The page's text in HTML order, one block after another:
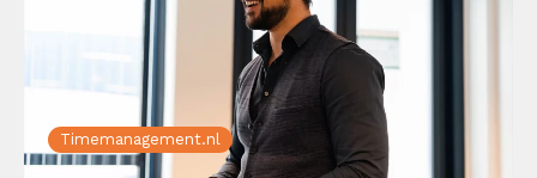
Timemanagement.nl